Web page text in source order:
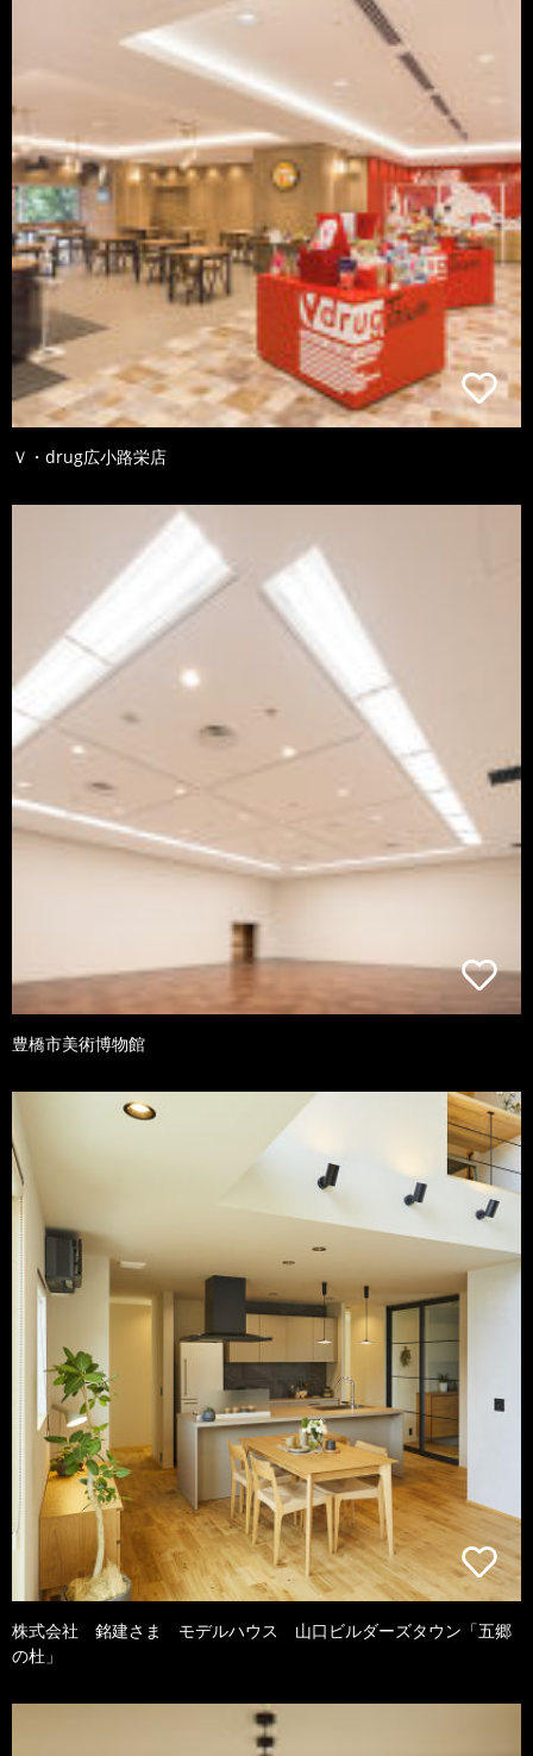
Ｖ・drug広小路栄店
豊橋市美術博物館
株式会社 銘建さま モデルハウス 山口ビルダーズタウン「五郷
の杜」